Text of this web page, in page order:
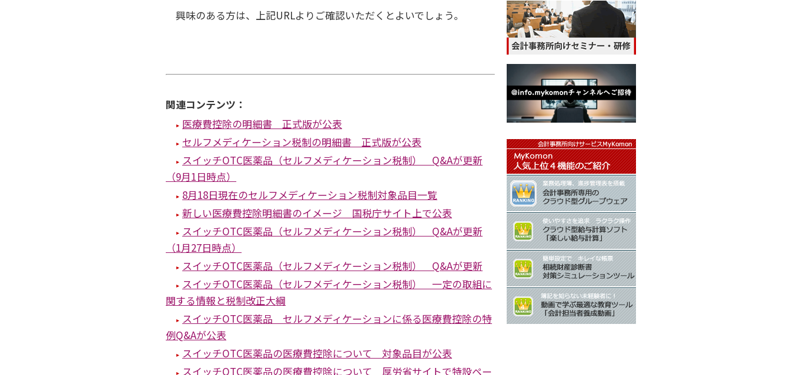
興味のある方は、上記URLよりご確認いただくとよいでしょう。
関連コンテンツ：
医療費控除の明細書 正式版が公表
セルフメディケーション税制の明細書 正式版が公表
スイッチOTC医薬品（セルフメディケーション税制） Q&Aが更新
（9月1日時点）
8月18日現在のセルフメディケーション税制対象品目一覧
新しい医療費控除明細書のイメージ 国税庁サイト上で公表
スイッチOTC医薬品（セルフメディケーション税制） Q&Aが更新
（1月27日時点）
スイッチOTC医薬品（セルフメディケーション税制） Q&Aが更新
スイッチOTC医薬品（セルフメディケーション税制） 一定の取組に
関する情報と税制改正大綱
スイッチOTC医薬品 セルフメディケーションに係る医療費控除の特
例Q&Aが公表
スイッチOTC医薬品の医療費控除について 対象品目が公表
スイッチOTC医薬品の医療費控除について 厚労省サイトで特設ペー